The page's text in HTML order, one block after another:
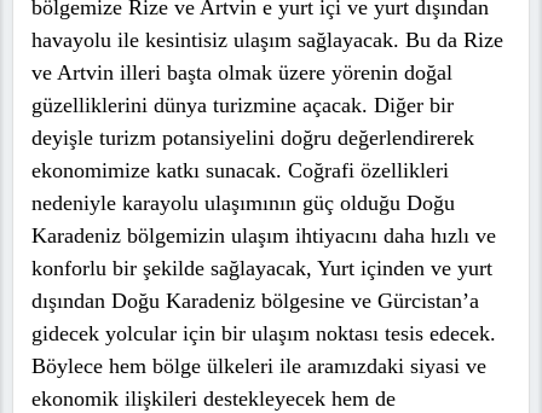
bölgemize Rize ve Artvin e yurt içi ve yurt dışından
havayolu ile kesintisiz ulaşım sağlayacak. Bu da Rize
ve Artvin illeri başta olmak üzere yörenin doğal
güzelliklerini dünya turizmine açacak. Diğer bir
deyişle turizm potansiyelini doğru değerlendirerek
ekonomimize katkı sunacak. Coğrafi özellikleri
nedeniyle karayolu ulaşımının güç olduğu Doğu
Karadeniz bölgemizin ulaşım ihtiyacını daha hızlı ve
konforlu bir şekilde sağlayacak, Yurt içinden ve yurt
dışından Doğu Karadeniz bölgesine ve Gürcistan’a
gidecek yolcular için bir ulaşım noktası tesis edecek.
Böylece hem bölge ülkeleri ile aramızdaki siyasi ve
ekonomik ilişkileri destekleyecek hem de